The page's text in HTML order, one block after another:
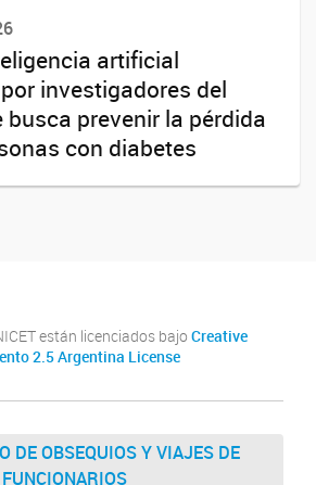
artificial
investigadores del
busca prevenir la pérdida
con diabetes
están licenciados bajo Creative
2.5 Argentina License
DE OBSEQUIOS Y VIAJES DE
FUNCIONARIOS